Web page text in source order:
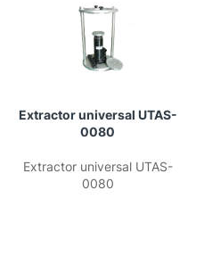
Extractor universal UTAS-
0080
Extractor universal UTAS-
0080